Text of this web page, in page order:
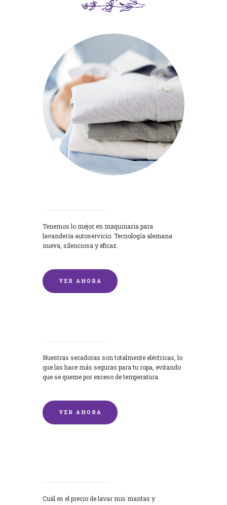
Tenemos lo mejor en maquinaria para
lavandería autoservicio. Tecnología alemana
nueva, silenciosa y eficaz.
VER AHORA
Nuestras secadoras son totalmente eléctricas, lo
que las hace más seguras para tu ropa, evitando
que se queme por exceso de temperatura.
VER AHORA
Cuál es el precio de lavar mis mantas y